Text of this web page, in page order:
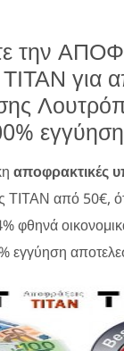
την
για
αποφρακτικές
ΤΙΤΑΝ από 50€,
φθηνά
εγγύηση